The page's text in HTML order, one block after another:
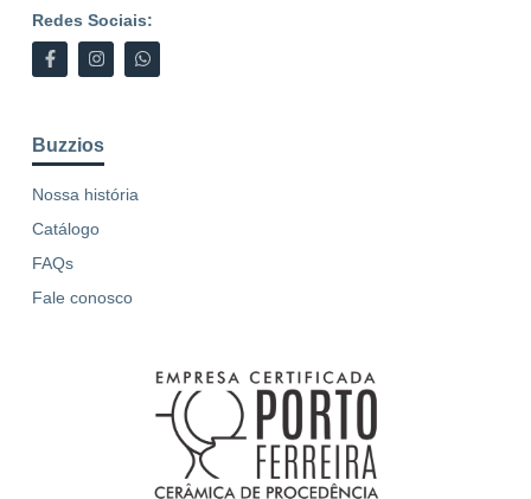
Redes Sociais:
Buzzios
Nossa história
Catálogo
FAQs
Fale conosco